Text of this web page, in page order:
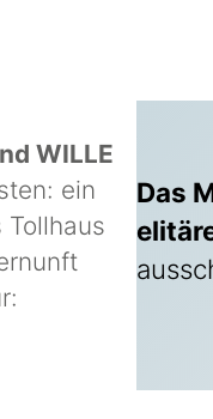
WILLE
ein
Tollhaus
Das